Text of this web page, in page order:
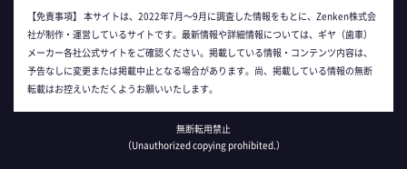
【免責事項】 本サイトは、2022年7月～9月に調査した情報をもとに、Zenken株式会
社が制作・運営しているサイトです。最新情報や詳細情報については、ギヤ（歯車）
メーカー各社公式サイトをご確認ください。掲載している情報・コンテンツ内容は、
予告なしに変更または掲載中止となる場合があります。尚、掲載している情報の無断
転載はお控えいただくようお願いいたします。
無断転用禁止
（Unauthorized copying prohibited.）